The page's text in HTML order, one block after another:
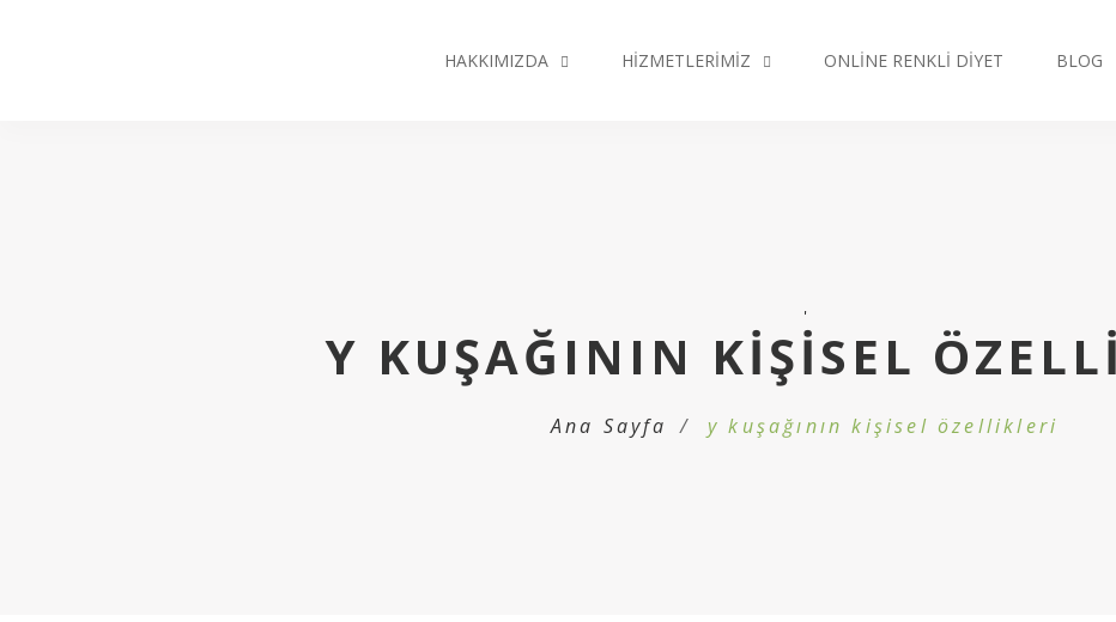
HAKKIMIZDA HIZMETLERIMIZ ONLINE RENKLI DIYET BLOG
'
Y KUŞAĞININ KIŞISEL
Ana Sayfa y kuşağının kişisel özellikleri